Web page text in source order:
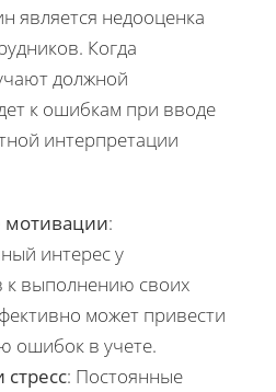
является недооценка
Когда
должной
к ошибкам при вводе
интерпретации
мотивации:
интерес у
к выполнению своих
может привести
ошибок в учете.
стресс: Постоянные